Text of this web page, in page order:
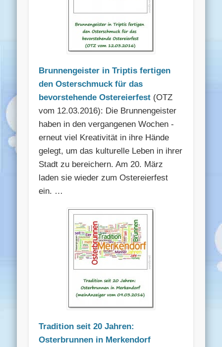
Brunnengeister in Triptis fertigen
den Osterschmuck für das
bevorstehende Ostereierfest (OTZ
vom 12.03.2016): Die Brunnengeister
haben in den vergangenen Wochen ­
erneut viel Kreativität in ihre Hände
gelegt, um das kultu­relle Leben in ihrer
Stadt zu bereichern. Am 20. März
laden sie wieder zum Ostereierfest
ein. …
Tradition seit 20 Jahren:
Osterbrunnen in Merkendorf